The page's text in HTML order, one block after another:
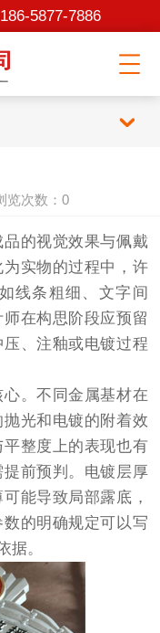
186-5877-7886
览次数：0
的视觉效果与佩戴
实物的过程中，许
线条粗细、文字间
在构思阶段应预留
、注釉或电镀过程
。不同金属基材在
光和电镀的附着效
整度上的表现也有
前预判。电镀层厚
能导致局部露底，
的明确规定可以写
据。